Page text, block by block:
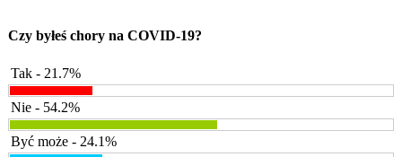
Czy byłeś chory na COVID-19?
Tak - 21.7%
Nie - 54.2%
Być może - 24.1%